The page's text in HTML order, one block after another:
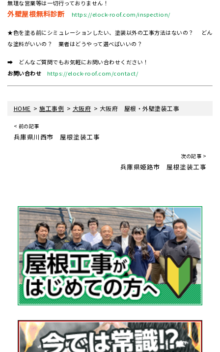
無理な営業等は一切行っておりません！
外壁屋根無料診断 https://elock-roof.com/inspection/
★色を塗る前にシミュレーションしたい、塗装以外の工事方法はないの？ どん
な塗料がいいの？ 業者はどうやって選べばいいの？
➡ どんなご質問でもお気軽にお問い合わせください！
お問い合わせ
https://elock-roof.com/contact/
HOME >施工事例 > 大阪府 > 大阪府 屋根・外壁塗装工事
< 前の記事
兵庫県川西市 屋根塗装工事
次の記事 >
兵庫県姫路市 屋根塗装工事